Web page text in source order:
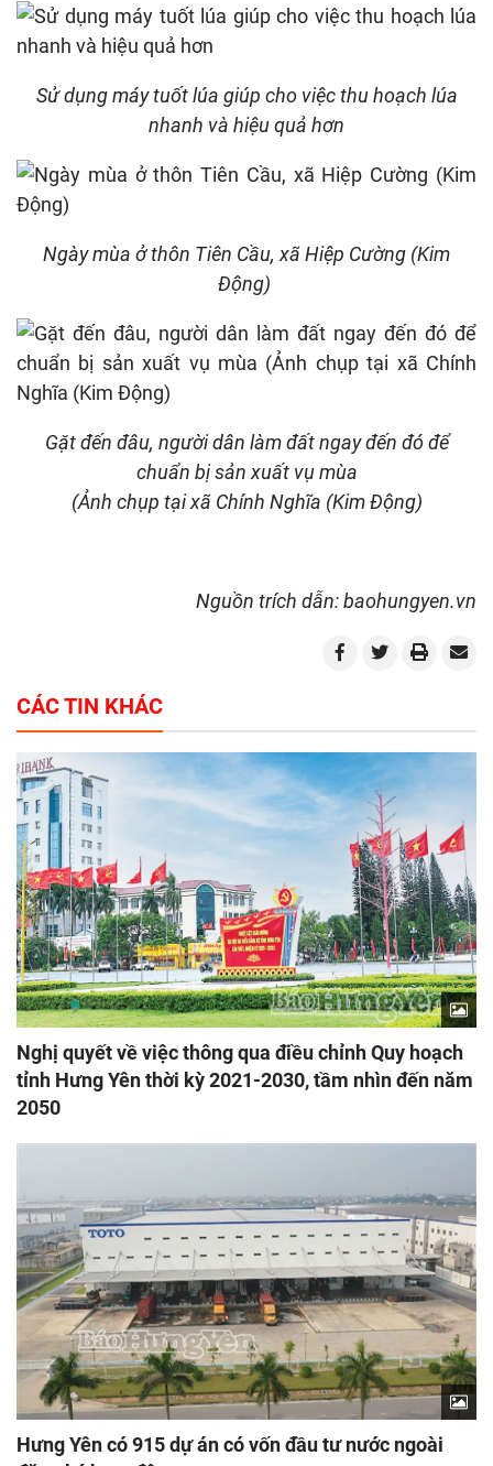
Sử dụng máy tuốt lúa giúp cho việc thu hoạch lúa
nhanh và hiệu quả hơn
Ngày mùa ở thôn Tiên Cầu, xã Hiệp Cường (Kim
Động)
Gặt đến đâu, người dân làm đất ngay đến đó để
chuẩn bị sản xuất vụ mùa
(Ảnh chụp tại xã Chính Nghĩa (Kim Động)
Nguồn trích dẫn: baohungyen.vn
CÁC TIN KHÁC
Nghị quyết về việc thông qua điều chỉnh Quy hoạch
tỉnh Hưng Yên thời kỳ 2021-2030, tầm nhìn đến năm
2050
Hưng Yên có 915 dự án có vốn đầu tư nước ngoài